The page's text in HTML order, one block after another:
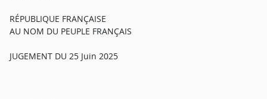
RÉPUBLIQUE FRANÇAISE
AU NOM DU PEUPLE FRANÇAIS
JUGEMENT DU 25 Juin 2025